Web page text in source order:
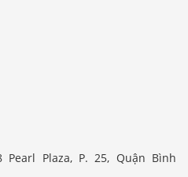
Plaza, P. 25, Quận Bình